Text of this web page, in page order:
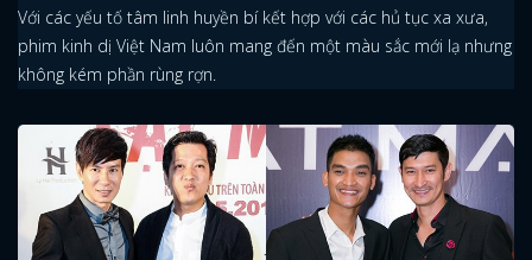
Với các yếu tố tâm linh huyền bí kết hợp với các hủ tục xa xưa,
phim kinh dị Việt Nam luôn mang đến một màu sắc mới lạ nhưng
không kém phần rùng rợn.